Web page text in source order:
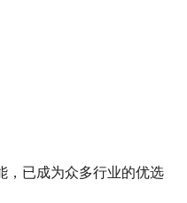
，已成为众多行业的优选